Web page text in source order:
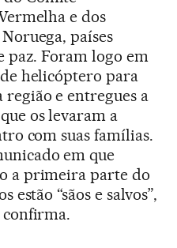
e dos
países
paz. Foram logo em
helicóptero para
e entregues a
os levaram a
com suas famílias.
em que
a primeira parte do
estão “sãos e salvos”,
confirma.